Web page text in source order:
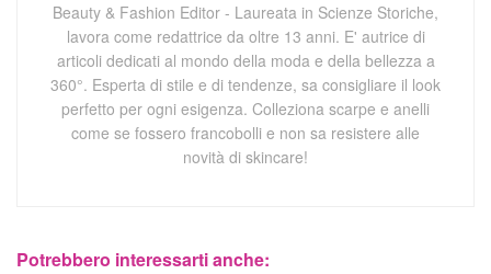
Beauty & Fashion Editor - Laureata in Scienze Storiche,
lavora come redattrice da oltre 13 anni. E' autrice di
articoli dedicati al mondo della moda e della bellezza a
360°. Esperta di stile e di tendenze, sa consigliare il look
perfetto per ogni esigenza. Colleziona scarpe e anelli
come se fossero francobolli e non sa resistere alle
novità di skincare!
Potrebbero interessarti anche: